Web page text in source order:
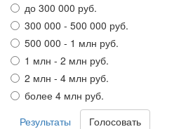
до 300 000 руб.
300 000 - 500 000 руб.
500 000 - 1 млн руб.
1 млн - 2 млн руб.
2 млн - 4 млн руб.
более 4 млн руб.
Результаты